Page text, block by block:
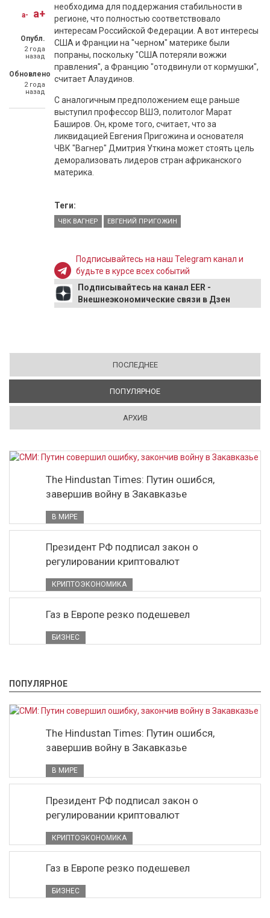
a- a+
Опубл.
2 года
назад
Обновлено
2 года
назад
необходима для поддержания стабильности в
регионе, что полностью соответствовало
интересам Российской Федерации. А вот интересы
США и Франции на "черном" материке были
попраны, поскольку "США потеряли вожжи
правления", а Францию "отодвинули от кормушки",
считает Алаудинов.
С аналогичным предположением еще раньше
выступил профессор ВШЭ, политолог Марат
Баширов. Он, кроме того, считает, что за
ликвидацией Евгения Пригожина и основателя
ЧВК "Вагнер" Дмитрия Уткина может стоять цель
деморализовать лидеров стран африканского
материка.
Теги:
ЧВК ВАГНЕР ЕВГЕНИЙ ПРИГОЖИН
Подписывайтесь на наш Telegram канал и
будьте в курсе всех событий
Подписывайтесь на канал EER -
Внешнеэкономические связи в Дзен
ПОСЛЕДНЕЕ
ПОПУЛЯРНОЕ
АРХИВ
The Hindustan Times: Путин ошибся,
завершив войну в Закавказье
В МИРЕ
Президент РФ подписал закон о
регулировании криптовалют
КРИПТОЭКОНОМИКА
Газ в Европе резко подешевел
БИЗНЕС
ПОПУЛЯРНОЕ
The Hindustan Times: Путин ошибся,
завершив войну в Закавказье
В МИРЕ
Президент РФ подписал закон о
регулировании криптовалют
КРИПТОЭКОНОМИКА
Газ в Европе резко подешевел
БИЗНЕС